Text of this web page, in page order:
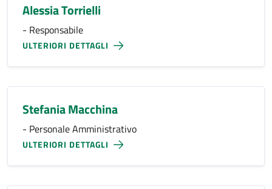
Alessia Torrielli
- Responsabile
ULTERIORI DETTAGLI
Stefania Macchina
- Personale Amministrativo
ULTERIORI DETTAGLI